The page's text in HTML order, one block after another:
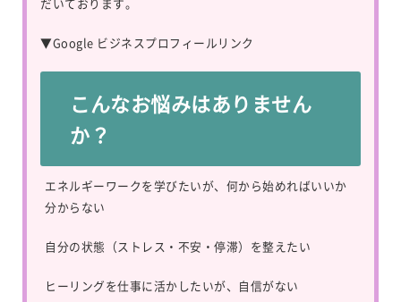
▼Google ビジネスプロフィールリンク
こんなお悩みはありません
か？
エネルギーワークを学びたいが、何から始めればいいか
分からない
自分の状態（ストレス・不安・停滞）を整えたい
ヒーリングを仕事に活かしたいが、自信がない